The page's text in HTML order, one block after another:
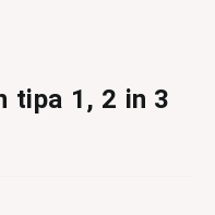
tipa 1, 2 in 3